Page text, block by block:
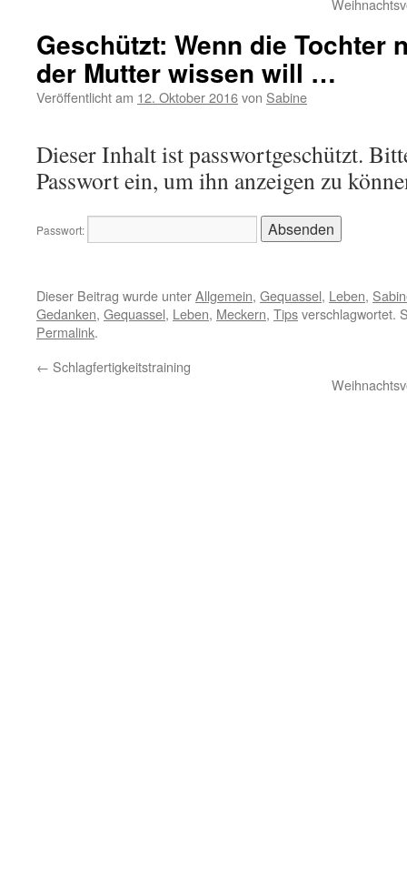
Geschützt: Wenn die Tochter
der Mutter wissen will …
Veröffentlicht am 12. Oktober 2016von Sabine
Dieser Inhalt ist passwortgeschützt.
Passwort ein, um ihn anzeigen zu
Passwort:
Dieser Beitrag wurde unterAllgemein, Gequassel, Leben,
Gedanken, Gequassel, Leben, Meckern, Tipsverschlagwortet.
Permalink.
← Schlagfertigkeitstraining